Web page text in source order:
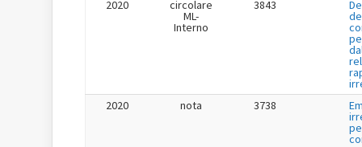
2020
circolare
ML-
Interno
3843
2020
nota 3738